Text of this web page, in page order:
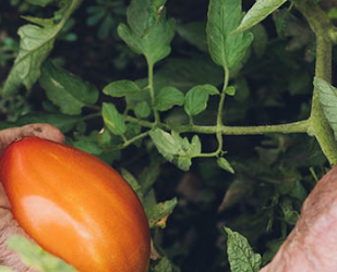
Lo más buscado
Carreras
Derecho
Prepa ITESO
Becas